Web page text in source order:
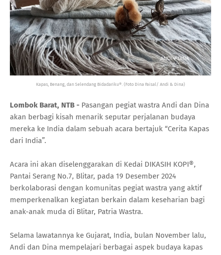
Kapas, Benang, dan Selendang Bidadariku®. (Foto Dina Faisal/ Andi & Dina)
Lombok Barat, NTB - Pasangan pegiat wastra Andi dan Dina
akan berbagi kisah menarik seputar perjalanan budaya
mereka ke India dalam sebuah acara bertajuk “Cerita Kapas
dari India”.
Acara ini akan diselenggarakan di Kedai DIKASIH KOPI®,
Pantai Serang No.7, Blitar, pada 19 Desember 2024
berkolaborasi dengan komunitas pegiat wastra yang aktif
memperkenalkan kegiatan berkain dalam keseharian bagi
anak-anak muda di Blitar, Patria Wastra.
Selama lawatannya ke Gujarat, India, bulan November lalu,
Andi dan Dina mempelajari berbagai aspek budaya kapas